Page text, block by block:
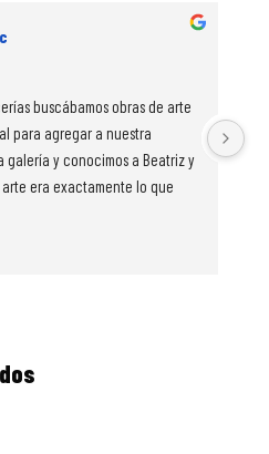
buscábamos obras de arte
para agregar a nuestra
galería y conocimos a Beatriz y
era exactamente lo que
el lienzo para llevárnoslo a